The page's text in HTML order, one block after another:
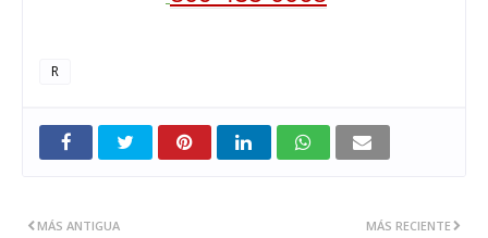
R
MÁS RECIENTE
MÁS ANTIGUA